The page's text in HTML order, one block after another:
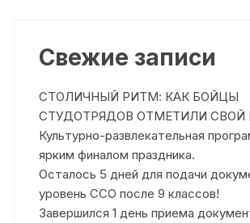
Свежие записи
СТОЛИЧНЫЙ РИТМ: КАК БОЙЦЫ
СТУДОТРЯДОВ ОТМЕТИЛИ СВОЙ
Культурно-развлекательная
ярким финалом праздника.
Осталось 5 дней для подачи
уровень ССО после 9 классов!
Завершился 1 день приема